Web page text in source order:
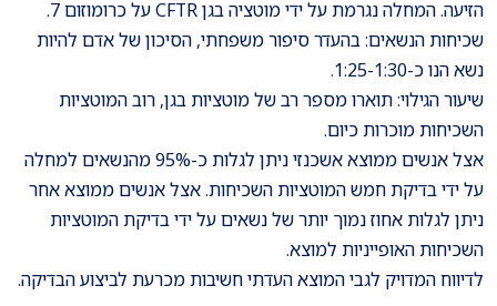
הזיעה. המחלה נגרמת על ידי מוטציה בגן CFTR על כרומוזום 7.
שכיחות הנשאים: בהעדר סיפור משפחתי, הסיכון של אדם להיות
נשא הנו כ-1:25-1:30.
שיעור הגילוי: תוארו מספר רב של מוטציות בגן, רוב המוטציות
השכיחות מוכרות כיום.
אצל אנשים ממוצא אשכנזי ניתן לגלות כ-95% מהנשאים למחלה
על ידי בדיקת חמש המוטציות השכיחות. אצל אנשים ממוצא אחר
ניתן לגלות אחוז נמוך יותר של נשאים על ידי בדיקת המוטציות
השכיחות האופייניות למוצא.
לדיווח המדויק לגבי המוצא העדתי חשיבות מכרעת לביצוע הבדיקה.